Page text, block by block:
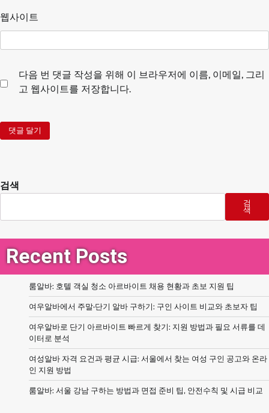
웹사이트
다음 번 댓글 작성을 위해 이 브라우저에 이름, 이메일, 그리
고 웹사이트를 저장합니다.
검색
검
색
Recent Posts
룸알바: 호텔 객실 청소 아르바이트 채용 현황과 초보 지원 팁
여우알바에서 주말·단기 알바 구하기: 구인 사이트 비교와 초보자 팁
여우알바로 단기 아르바이트 빠르게 찾기: 지원 방법과 필요 서류를 데
이터로 분석
여성알바 자격 요건과 평균 시급: 서울에서 찾는 여성 구인 공고와 온라
인 지원 방법
룸알바: 서울 강남 구하는 방법과 면접 준비 팁, 안전수칙 및 시급 비교